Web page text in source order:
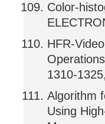
Color-
HFR-
1310-
Algorithm
Using